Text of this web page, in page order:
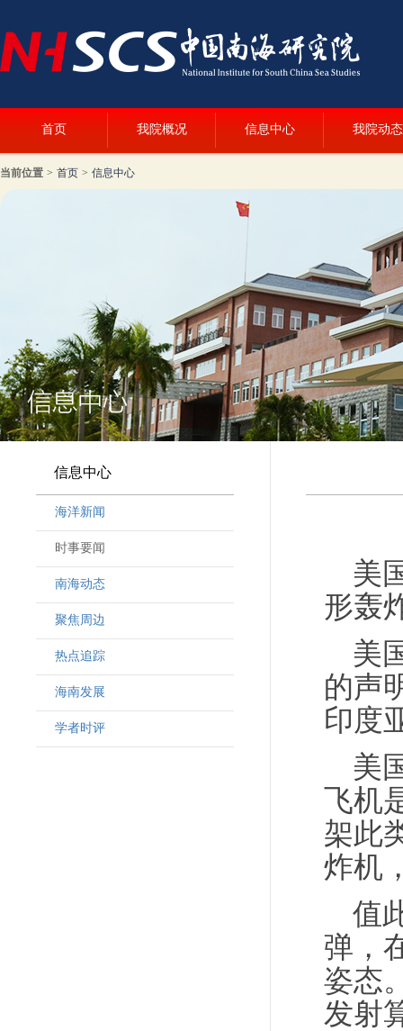
首页 我院概况 信息中心 我院动态
当前位置 > 首页 > 信息中心
信息中心
海洋新闻
时事要闻
南海动态
聚焦周边
热点追踪
海南发展
学者时评
美
形轰
美
的声
印度
美
飞机
架此
炸机
值
弹，
姿态
发射